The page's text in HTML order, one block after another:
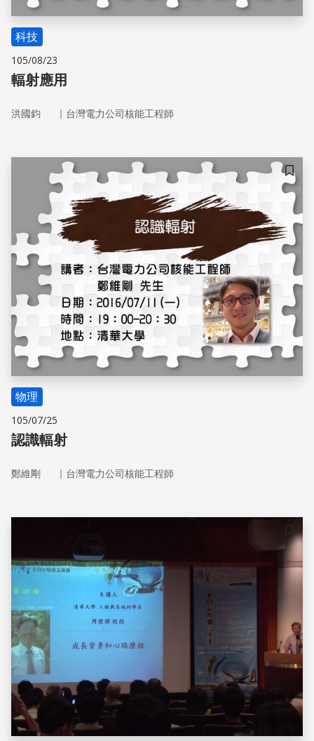
科技
105/08/23
輻射應用
洪國鈞 ｜ 台灣電力公司核能工程師
儲存
物理
105/07/25
認識輻射
鄭維剛 ｜ 台灣電力公司核能工程師
儲存